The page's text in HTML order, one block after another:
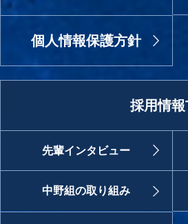
個人情報保護方針
採用情
先輩インタビュー
中野組の取り組み